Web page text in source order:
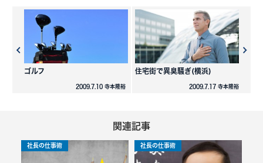
ゴルフ
2009.7.10 寺本隆裕
住宅街で異臭騒ぎ(横浜)
2009.7.17 寺本隆裕
関連記事
社長の仕事術 社長の仕事術